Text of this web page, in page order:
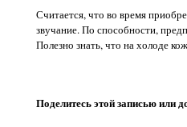
Считается, что во время
звучание. По способности,
Полезно знать, что на холоде
Поделитесь этой записью или